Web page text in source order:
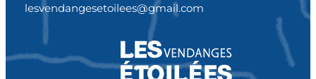
lesvendangesetoilees@gmail.com